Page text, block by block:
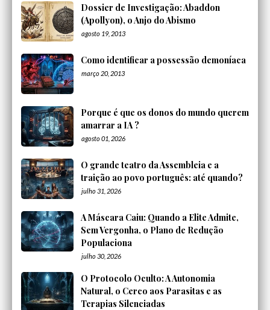
Dossier de Investigação: Abaddon
(Apollyon), o Anjo do Abismo
agosto 19, 2013
Como identificar a possessão demoníaca
março 20, 2013
Porque é que os donos do mundo querem
amarrar a IA ?
agosto 01, 2026
O grande teatro da Assembleia e a
traição ao povo português: até quando?
julho 31, 2026
A Máscara Caiu: Quando a Elite Admite,
Sem Vergonha, o Plano de Redução
Populaciona
julho 30, 2026
O Protocolo Oculto: A Autonomia
Natural, o Cerco aos Parasitas e as
Terapias Silenciadas